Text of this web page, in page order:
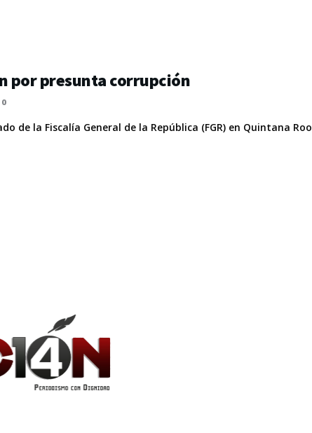
por presunta corrupción
0
de la Fiscalía General de la República (FGR) en Quintana